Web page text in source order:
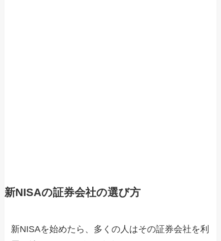
新NISAの証券会社の選び方
新NISAを始めたら、多くの人はその証券会社を利